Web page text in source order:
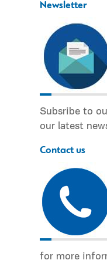
Newsletter
Subsribe to
our latest
Contact us
for more